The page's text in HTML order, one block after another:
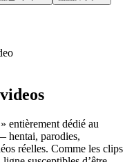
entièrement dédié au
hentai, parodies,
réelles. Comme les clips